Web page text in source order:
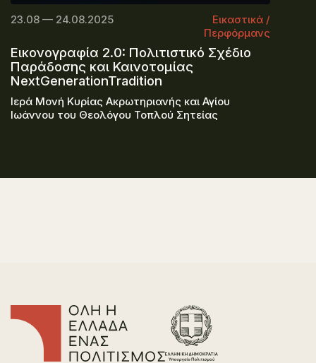
23.08 — 24.08.2025
Εικαστικά /
Περφόρμανς
Εικονογραφία 2.0: Πολιτιστικό Σχέδιο
Παράδοσης και Καινοτομίας
NextGenerationTradition
Ιερά Μονή Κυρίας Ακρωτηριανής και Αγίου
Ιωάννου του Θεολόγου Τοπλού Σητείας